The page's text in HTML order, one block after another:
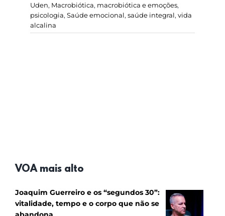
Uden, Macrobiótica, macrobiótica e emoções,
psicologia, Saúde emocional, saúde integral, vida
alcalina
VOA mais alto
Joaquim Guerreiro e os “segundos 30”:
vitalidade, tempo e o corpo que não se